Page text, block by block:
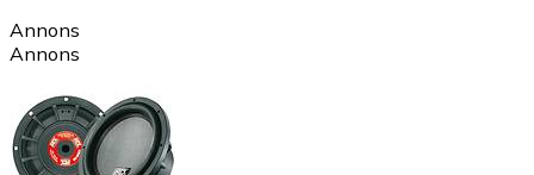
Annons
Annons